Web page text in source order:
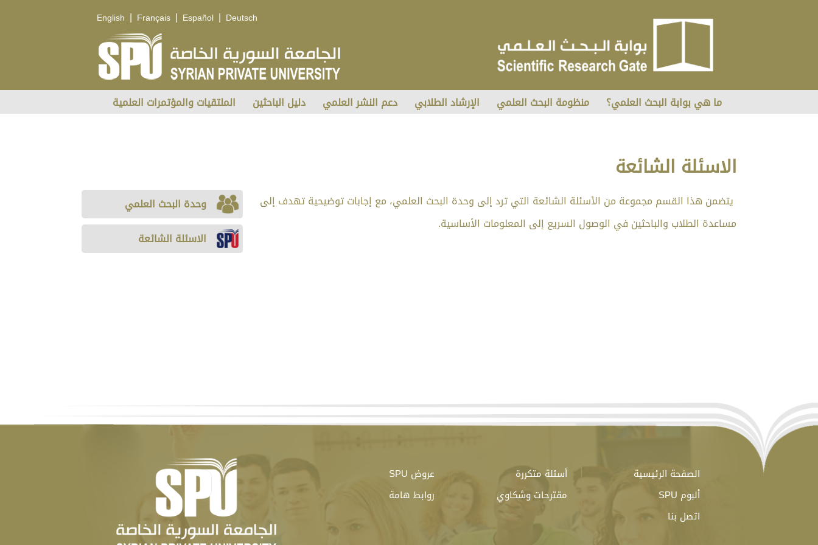
English | Français | Español | Deutsch
ما هي بوابة البحث العلمي؟ منظومة البحث العلمي الإرشاد الطلابي دعم النشر العلمي دليل الباحثين الملتقيات والمؤتمرات العلمية
الاسئلة الشائعة
وحدة البحث العلمي
الاسئلة الشائعة
يتضمن هذا القسم مجموعة من الأسئلة الشائعة التي ترد إلى وحدة البحث العلمي، مع إجابات توضيحية تهدف إلى
مساعدة الطلاب والباحثين في الوصول السريع إلى المعلومات الأساسية.
الصفحة الرئيسية أسئلة متكررة
عروض SPU
ألبوم SPU
مقترحات وشكاوي
روابط هامة
اتصل بنا